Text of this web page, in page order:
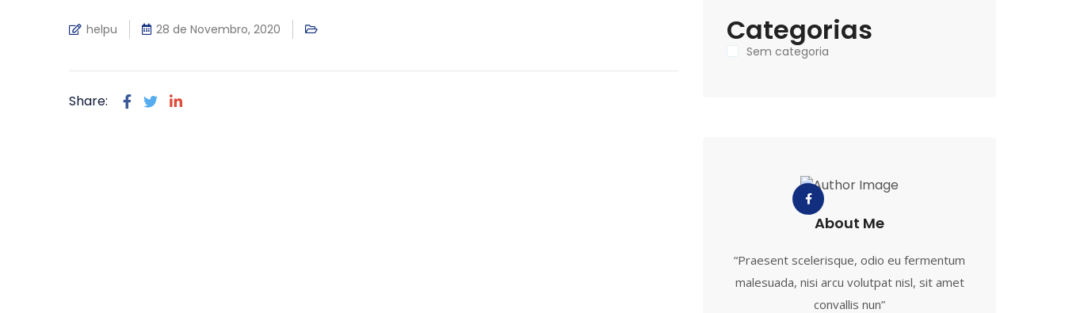
helpu 28 de Novembro, 2020
Share:
Categorias
Sem categoria
About Me
“Praesent scelerisque, odio eu fermentum
malesuada, nisi arcu volutpat nisl, sit amet
convallis nun”